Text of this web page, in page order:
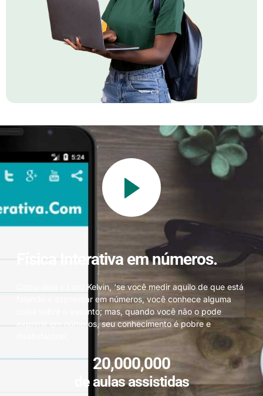
Física Interativa em números.
Como diria o Lord Kelvin, ‘se você medir aquilo de que está
falando e expressar em números, você conhece alguma
coisa sobre o assunto; mas, quando você não o pode
exprimir em números, seu conhecimento é pobre e
de aulas assistidas
20,000,000